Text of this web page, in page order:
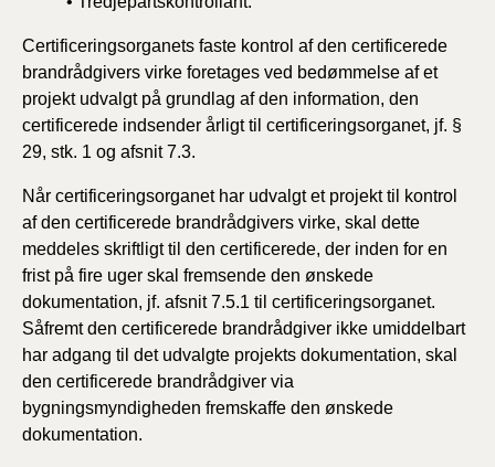
Certificeringsorganets faste kontrol af den certificerede
brandrådgivers virke foretages ved bedømmelse af et
projekt udvalgt på grundlag af den information, den
certificerede indsender årligt til certificeringsorganet, jf. §
29, stk. 1 og afsnit 7.3.
Når certificeringsorganet har udvalgt et projekt til kontrol
af den certificerede brandrådgivers virke, skal dette
meddeles skriftligt til den certificerede, der inden for en
frist på fire uger skal fremsende den ønskede
dokumentation, jf. afsnit 7.5.1 til certificeringsorganet.
Såfremt den certificerede brandrådgiver ikke umiddelbart
har adgang til det udvalgte projekts dokumentation, skal
den certificerede brandrådgiver via
bygningsmyndigheden fremskaffe den ønskede
dokumentation.